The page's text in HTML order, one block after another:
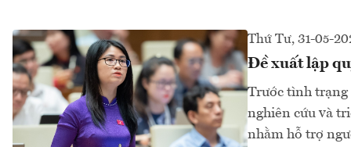
Thứ Tư, 31-05-
Đề xuất lập
Trước tình trạng
nghiên cứu và
nhằm hỗ trợ